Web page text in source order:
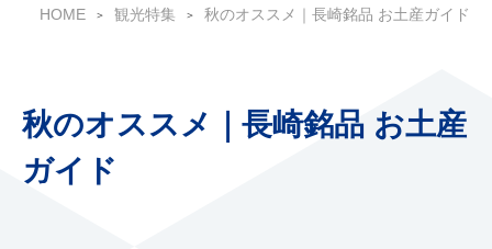
HOME 観光特集 秋のオススメ｜⻑崎銘品 お⼟産ガイド
秋のオススメ｜⻑崎銘品 お⼟産
ガイド